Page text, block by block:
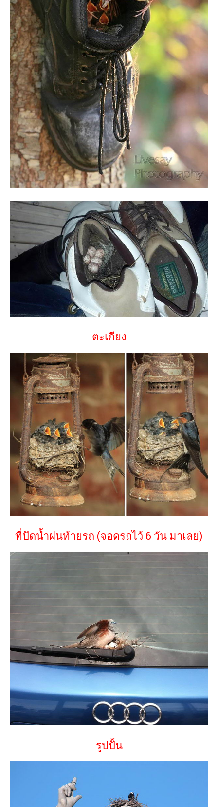
ตะเกียง
ที่ปัดน้ำฝนท้ายรถ (จอดรถไว้ 6 วัน มาเลย)
รูปปั้น